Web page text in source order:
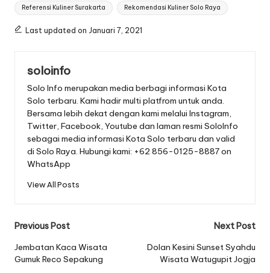
Referensi Kuliner Surakarta Rekomendasi Kuliner Solo Raya
Last updated on Januari 7, 2021
soloinfo
Solo Info merupakan media berbagi informasi Kota
Solo terbaru. Kami hadir multi platfrom untuk anda.
Bersama lebih dekat dengan kami melalui Instagram,
Twitter, Facebook, Youtube dan laman resmi SoloInfo
sebagai media informasi Kota Solo terbaru dan valid
di Solo Raya. Hubungi kami: +62 856-0125-8887 on
WhatsApp
View All Posts
Post
navigation
Previous Post
Jembatan Kaca Wisata
Gumuk Reco Sepakung
Next Post
Dolan Kesini Sunset Syahdu
Wisata Watugupit Jogja